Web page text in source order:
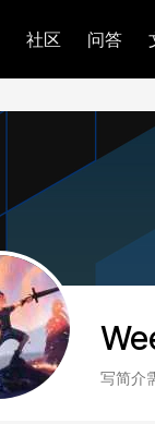
社区 问答
写简介